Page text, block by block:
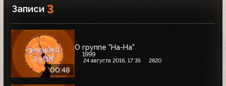
Записи 3
00:48
О группе "На-На"
1999
24 августа 2016, 17:35 2820